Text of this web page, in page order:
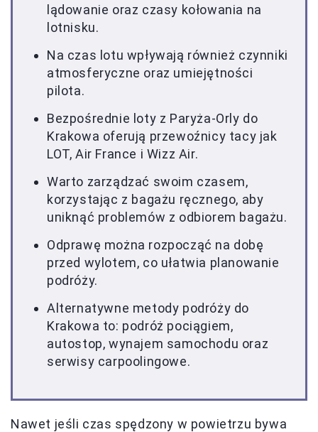
lądowanie oraz czasy kołowania na
lotnisku.
Na czas lotu wpływają również czynniki
atmosferyczne oraz umiejętności
pilota.
Bezpośrednie loty z Paryża-Orly do
Krakowa oferują przewoźnicy tacy jak
LOT, Air France i Wizz Air.
Warto zarządzać swoim czasem,
korzystając z bagażu ręcznego, aby
uniknąć problemów z odbiorem bagażu.
Odprawę można rozpocząć na dobę
przed wylotem, co ułatwia planowanie
podróży.
Alternatywne metody podróży do
Krakowa to: podróż pociągiem,
autostop, wynajem samochodu oraz
serwisy carpoolingowe.
Nawet jeśli czas spędzony w powietrzu bywa